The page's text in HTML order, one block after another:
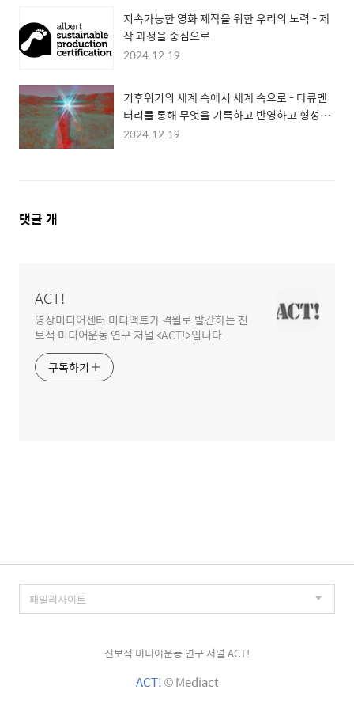
지속가능한 영화 제작을 위한 우리의 노력 - 제
작 과정을 중심으로
2024.12.19
기후위기의 세계 속에서 세계 속으로 - 다큐멘
터리를 통해 무엇을 기록하고 반영하고 형성할
지 고민하며 떠돌기
2024.12.19
댓
댓글 개
ACT!
영상미디어센터 미디액트가 격월로 발간하는 진
보적 미디어운동 연구 저널 <ACT!>입니다.
구독하기
진보적 미디어운동 연구 저널 ACT!
ACT!© Mediact